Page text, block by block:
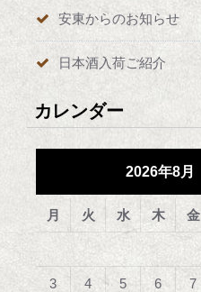
安東からのお知らせ
日本酒入荷ご紹介
カレンダー
2026年8月
月 火 水 木 金
3 4 5 6 7